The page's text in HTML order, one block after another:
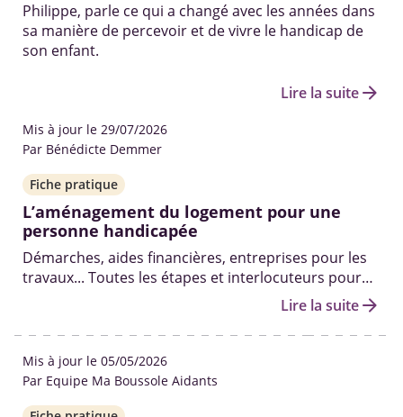
Philippe, parle ce qui a changé avec les années dans
sa manière de percevoir et de vivre le handicap de
son enfant.
Lire la suitearrow_forward
Mis à jour le 29/07/2026
Par Bénédicte Demmer
Fiche pratique
L’aménagement du logement pour une
personne handicapée
Démarches, aides financières, entreprises pour les
travaux... Toutes les étapes et interlocuteurs pour
vous aider à aménager le logement de votre proche
Lire la suitearrow_forward
Mis à jour le 05/05/2026
Par Equipe Ma Boussole Aidants